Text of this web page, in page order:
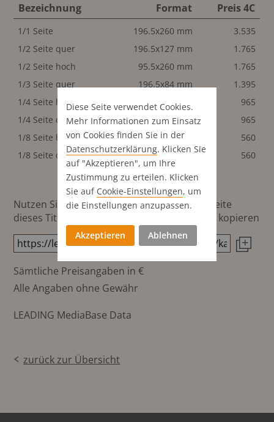
Bezeichnung Format Preis 4C
1/1 Seite 196.5x260 mm
3.535
1/2 Seite quer
196.5x127 mm
1.765
1/2 Seite hoch
95.5x260 mm
1.765
1/3 Seite quer
196.5x84 mm
1.395
1/4 Seite hoch
95.5x127 mm
965
1/4 Seite quer
196.5x62 mm
965
1/8 Seite hoch
63.5x95 mm
560
1/8 Seite quer
95.5x62 mm 560
Nutzen Sie diesen Button um den Link zur Seite
dieses Titels direkt in die Zwischenablage zu kopieren
Sämtliche Preisangaben in €
Alle Angaben ohne Gewähr
LEADING MediaBase Data
zurück zur Übersicht
Diese Seite verwendet Cookies.
Mehr Informationen zum Einsatz
von Cookies finden Sie in der
Datenschutz­erklärung. Klicken Sie
auf "Akzeptieren", um Ihre
Zustimmung zu erteilen. Klicken
Sie auf Cookie-Einstellungen, um
die Einstellungen anzupassen.
Akzeptieren Ablehnen